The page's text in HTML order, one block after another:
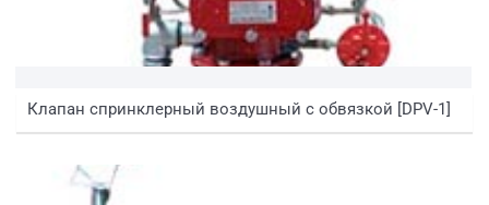
Клапан спринклерный воздушный с обвязкой [DPV-1]